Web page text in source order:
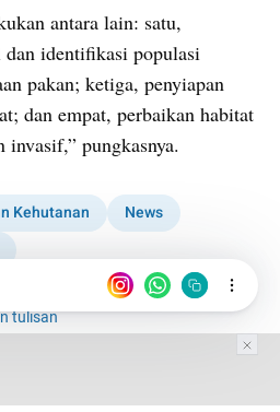
antara lain: satu,
dan identifikasi populasi
pakan; ketiga, penyiapan
dan empat, perbaikan habitat
invasif,” pungkasnya.
Kehutanan
News
Komodo
tulisan